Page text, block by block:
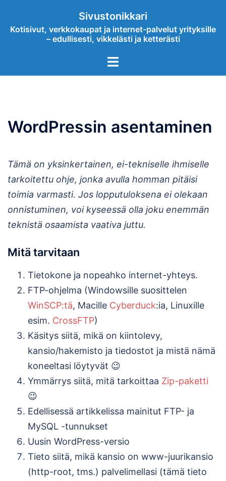
Sivustonikkari
Kotisivut, verkkokaupat ja internet-palvelut yrityksille
– edullisesti, vikkelästi ja ketterästi
Toggle
menu
WordPressin asentaminen
Tämä on yksinkertainen, ei-tekniselle ihmiselle
tarkoitettu ohje, jonka avulla homman pitäisi
toimia varmasti. Jos lopputuloksena ei olekaan
onnistuminen, voi kyseessä olla joku enemmän
teknistä osaamista vaativa juttu.
Mitä tarvitaan
Tietokone ja nopeahko internet-yhteys.
FTP-ohjelma (Windowsille suosittelen
WinSCP:tä, Macille Cyberduck:ia, Linuxille
esim. CrossFTP)
Käsitys siitä, mikä on kiintolevy,
kansio/hakemisto ja tiedostot ja mistä nämä
koneeltasi löytyvät 😉
Ymmärrys siitä, mitä tarkoittaa Zip-paketti
😉
Edellisessä artikkelissa mainitut FTP- ja
MySQL -tunnukset
Uusin WordPress-versio
Tieto siitä, mikä kansio on www-juurikansio
(http-root, tms.) palvelimellasi (tämä tieto